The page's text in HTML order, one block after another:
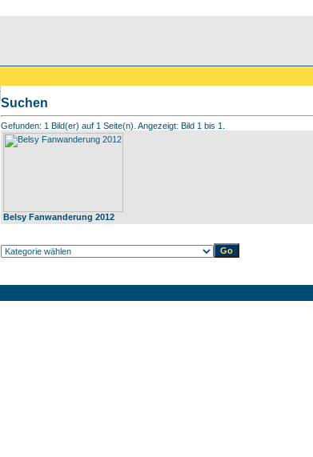
Suchen
Gefunden: 1 Bild(er) auf 1 Seite(n). Angezeigt: Bild 1 bis 1.
Belsy Fanwanderung 2012